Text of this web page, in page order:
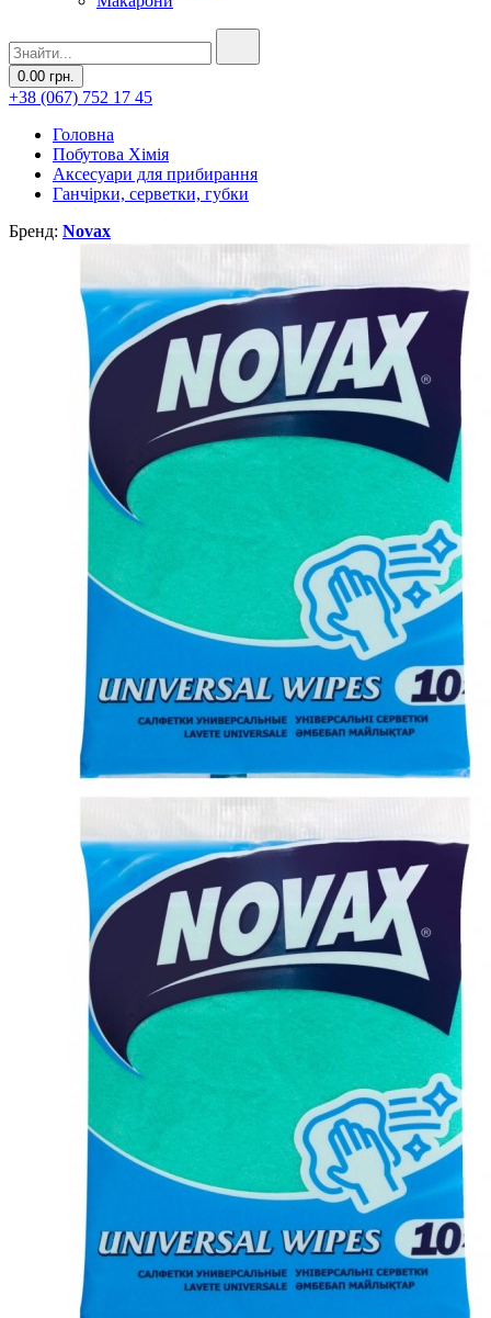
0.00 грн.
+38 (067) 752 17 45
Головна
Побутова Хімія
Аксесуари для прибирання
Ганчірки, серветки, губки
Бренд: Novax